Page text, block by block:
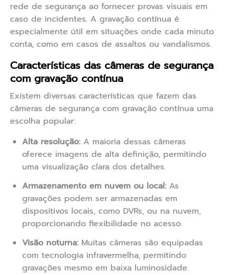
rede de segurança ao fornecer provas visuais em
caso de incidentes. A gravação contínua é
especialmente útil em situações onde cada minuto
conta, como em casos de assaltos ou vandalismos.
Características das câmeras de segurança
com gravação contínua
Existem diversas características que fazem das
câmeras de segurança com gravação contínua uma
escolha popular:
Alta resolução: A maioria dessas câmeras
oferece imagens de alta definição, permitindo
uma visualização clara dos detalhes.
Armazenamento em nuvem ou local: As
gravações podem ser armazenadas em
dispositivos locais, como DVRs, ou na nuvem,
proporcionando flexibilidade no acesso.
Visão noturna: Muitas câmeras são equipadas
com tecnologia infravermelha, permitindo
gravações mesmo em baixa luminosidade.